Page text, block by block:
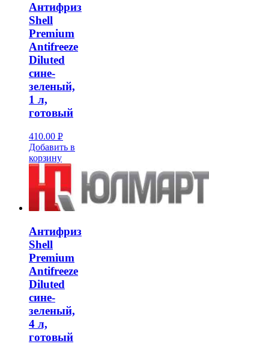
Антифриз
Shell
Premium
Antifreeze
Diluted
сине-
зеленый,
1 л,
готовый
410.00 Р
УБ.
Добавить в
корзину
Антифриз
Shell
Premium
Antifreeze
Diluted
сине-
зеленый,
4 л,
готовый